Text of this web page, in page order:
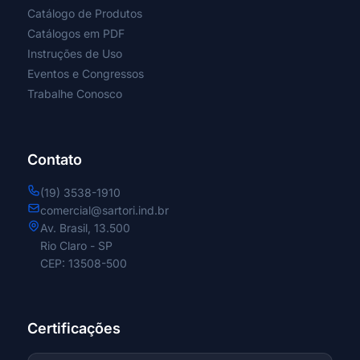
Proximal Curta
Proximal Longa
Rosca Total e Parcial
Sistema de Fixação Cervical Posterior
Sistema de Fixação para
Laminoplastia
Catálogo de Produtos
Catálogos em PDF
Instruções de Uso
Eventos e Congressos
Trabalhe Conosco
Contato
(19) 3538-1910
comercial@sartori.ind.br
Av. Brasil, 13.500
Rio Claro - SP
CEP: 13508-500
Certificações